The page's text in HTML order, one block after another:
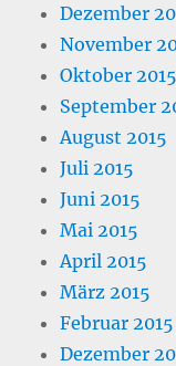
Dezember
November
Oktober 2015
September
August 2015
Juli 2015
Juni 2015
Mai 2015
April 2015
März 2015
Februar 2015
Dezember